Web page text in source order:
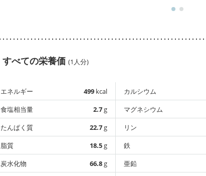
すべての栄養価 (1人分)
エネルギー 499 kcal
食塩相当量
2.7g
たんぱく質
22.7g
脂質
18.5g
炭水化物
66.8g
カルシウム
マグネシウム
リン
鉄
亜鉛